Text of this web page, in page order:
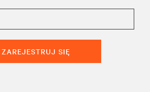
ZAREJESTRUJ SIĘ